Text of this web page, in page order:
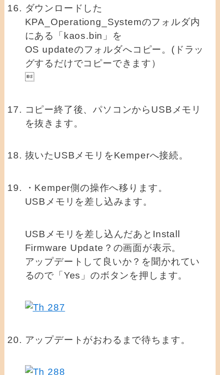
ダウンロードした
KPA_Operationg_Systemのフォルダ内
にある「kaos.bin」を
OS updateのフォルダへコピー。(ドラッ
グするだけでコピーできます）

コピー終了後、パソコンからUSBメモリ
を抜きます。
抜いたUSBメモリをKemperへ接続。
・Kemper側の操作へ移ります。
USBメモリを差し込みます。
USBメモリを差し込んだあとInstall
Firmware Update？の画面が表示。
アップデートして良いか？を聞かれてい
るので「Yes」のボタンを押します。
アップデートがおわるまで待ちます。